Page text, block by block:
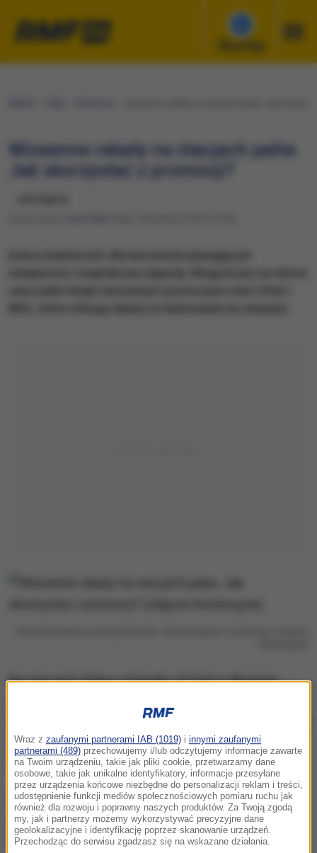
Słuchaj
Wiosenne rabaty na stacjach paliw.
Jak skorzystać z promocji?
Na stacjach Orlenu od piątku do końca długiego
będą mogli skorzystać z jednorazowego rabatu
za tankowanie minimum 30 litrów paliwa Verva lub
Efecta- poinformował koncern.
Dodatkowo za każdą taką transakcję klient otrzyma
przy kasiekupon o wartości 10zł do wykorzystania
na kolejne zakupy z oferty paliwowej lub
Wraz z zaufanymi partnerami IAB (1019) i innymi zaufanymi
partnerami (489) przechowujemy i/lub odczytujemy informacje zawarte
na Twoim urządzeniu, takie jak pliki cookie, przetwarzamy dane
osobowe, takie jak unikalne identyfikatory, informacje przesyłane
przez urządzenia końcowe niezbędne do personalizacji reklam i treści,
udostępnienie funkcji mediów społecznościowych pomiaru ruchu jak
również dla rozwoju i poprawny naszych produktów. Za Twoją zgodą
my, jak i partnerzy możemy wykorzystywać precyzyjne dane
geolokalizacyjne i identyfikację poprzez skanowanie urządzeń.
Przechodząc do serwisu zgadzasz się na wskazane działania.